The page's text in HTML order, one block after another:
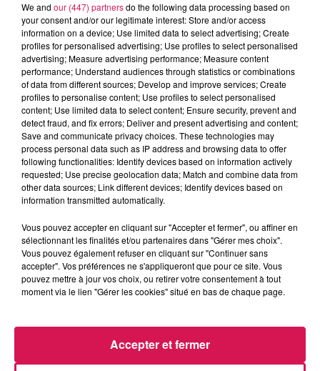
Réveil Canal FM
Angy Mayeux
Le Réveil de Canal FM
0:00 2 min 13 sec
25 juillet 2024 - 2 min 13 sec
25.07.2024 - LA QUESTION À CADEAU 10 % DE LA
MAIS QUOI
Revivez les meilleurs moments du Réveil de Canal FM
We and our (447) partnersdo the following data processing based on
your consent and/or our legitimate interest: Store and/or access
information on a device; Use limited data to select advertising; Create
profiles for personalised advertising; Use profiles to select personalised
advertising; Measure advertising performance; Measure content
performance; Understand audiences through statistics or combinations
of data from different sources; Develop and improve services; Create
profiles to personalise content; Use profiles to select personalised
content; Use limited data to select content; Ensure security, prevent and
detect fraud, and fix errors; Deliver and present advertising and content;
Save and communicate privacy choices. These technologies may
process personal data such as IP address and browsing data to offer
following functionalities: Identify devices based on information actively
requested; Use precise geolocation data; Match and combine data from
other data sources; Link different devices; Identify devices based on
information transmitted automatically.
Vous pouvez accepter en cliquant sur "Accepter et fermer", ou affiner en
sélectionnant les finalités et/ou partenaires dans "Gérer mes choix".
Vous pouvez également refuser en cliquant sur "Continuer sans
accepter". Vos préférences ne s'appliqueront que pour ce site. Vous
pouvez mettre à jour vos choix, ou retirer votre consentement à tout
moment via le lien "Gérer les cookies" situé en bas de chaque page.
Accepter et fermer